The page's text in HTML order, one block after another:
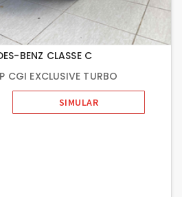
BENZ CLASSE C
CGI EXCLUSIVE TURBO
SIMULAR